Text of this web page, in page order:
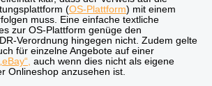
(OS-Plattform) mit einem
muss. Eine einfache textliche
zur OS-Plattform genüge den
Verordnung hingegen nicht. Zudem gelte
für einzelne Angebote auf einer
auch wenn dies nicht als eigene
Onlineshop anzusehen ist.